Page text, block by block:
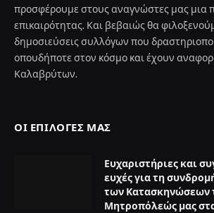
προσφέρουμε στους αναγνώστες μας μια
επικαιρότητας. Και βεβαιώς θα
δημοσιεύσεις συλλόγων που
οπουδήποτε στον κόσμο και έχουν
Καλαβρύτων.
ΟΙ ΕΠΙΛΟΓΈΣ ΜΑΣ
Ευχαριστήριες και
ευχές για τη
των Κατασκηνώσεων
Μητροπόλεώς μας